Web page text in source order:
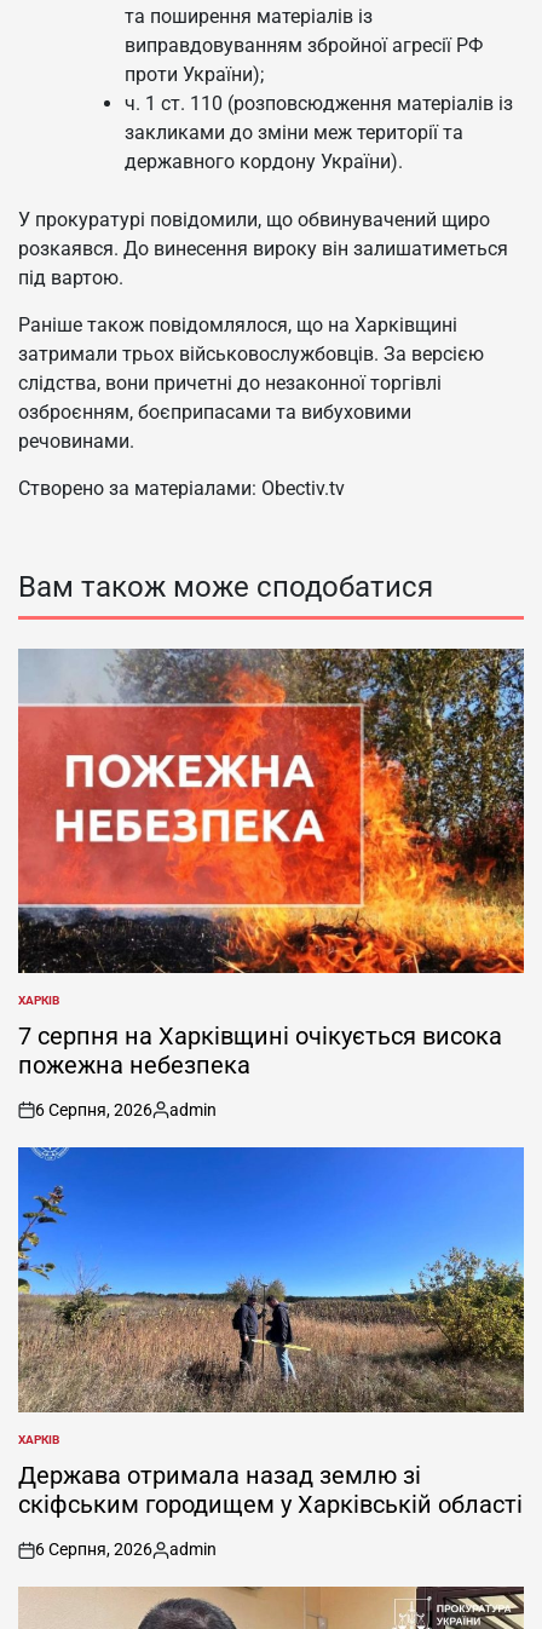
та поширення матеріалів із
виправдовуванням збройної агресії РФ
проти України);
ч. 1 ст. 110 (розповсюдження матеріалів із
закликами до зміни меж території та
державного кордону України).
У прокуратурі повідомили, що обвинувачений щиро
розкаявся. До винесення вироку він залишатиметься
під вартою.
Раніше також повідомлялося, що на Харківщині
затримали трьох військовослужбовців. За версією
слідства, вони причетні до незаконної торгівлі
озброєнням, боєприпасами та вибуховими
речовинами.
Створено за матеріалами: Obectiv.tv
Вам також може сподобатися
ОПУБЛІКУВАТИ
У
ХАРКІВ
7 серпня на Харківщині очікується висока
пожежна небезпека
on
6 Серпня, 2026
Опубліковано
admin
ОПУБЛІКУВАТИ
У
ХАРКІВ
Держава отримала назад землю зі
скіфським городищем у Харківській області
on
6 Серпня, 2026
Опубліковано
admin